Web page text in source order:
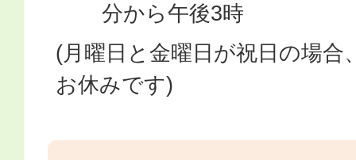
分から午後3時
(月曜日と金曜日が祝日の場合
お休みです)